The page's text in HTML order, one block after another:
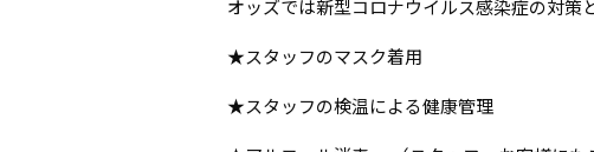
オッズでは新型コロナウイルス感染症の対策
★スタッフのマスク着用
★スタッフの検温による健康管理